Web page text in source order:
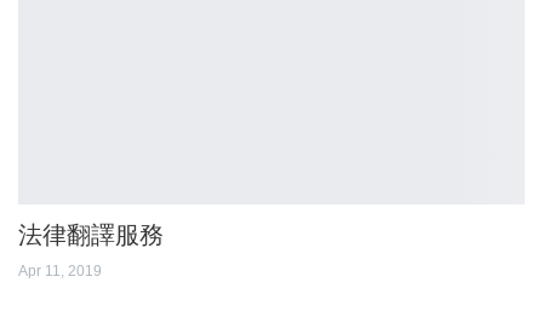
法律翻譯服務
Apr 11, 2019